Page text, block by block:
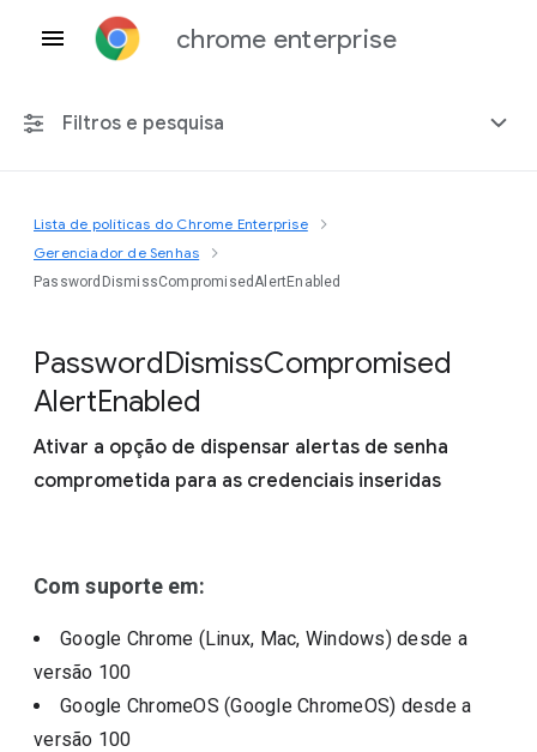
chrome enterprise
Filtros e pesquisa
Qualquer plataforma
Chrome 151
Lista de políticas do Chrome Enterprise
Gerenciador de Senhas
PasswordDismissCompromisedAlertEnabled
PasswordDismissCompromised
AlertEnabled
Ativar a opção de dispensar alertas de senha
comprometida para as credenciais inseridas
Com suporte em:
Google Chrome (Linux, Mac, Windows)desde a
versão 100
Google ChromeOS (Google ChromeOS) desde a
versão 100